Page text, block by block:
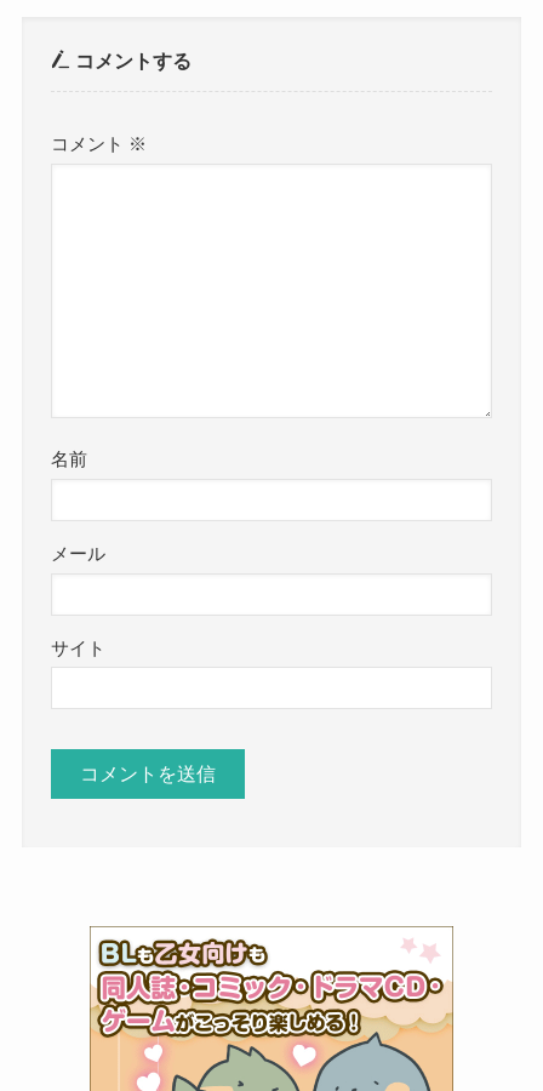
コメントする
コメント ※
名前
メール
サイト